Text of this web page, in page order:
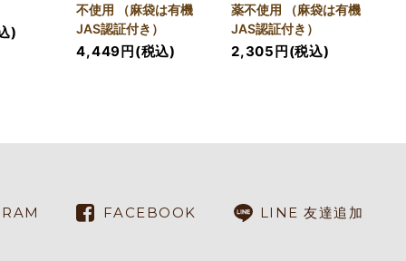
)
不使用 （麻袋は有機
JAS認証付き）
4,449円(税込)
薬不使用 （麻袋は有機
JAS認証付き）
2,305円(税込)
FACEBOOK LINE 友達追加